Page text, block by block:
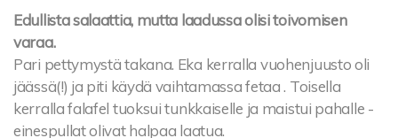
Edullista salaattia, mutta laadussa olisi toivomisen
varaa.
Pari pettymystä takana. Eka kerralla vuohenjuusto oli
jäässä(!) ja piti käydä vaihtamassa fetaa . Toisella
kerralla falafel tuoksui tunkkaiselle ja maistui pahalle -
einespullat olivat halpaa laatua.